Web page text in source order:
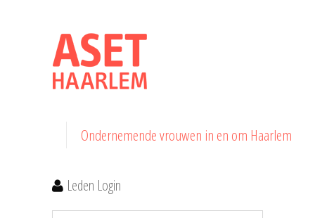
Ondernemende vrouwen in en om Haarlem
Leden Login